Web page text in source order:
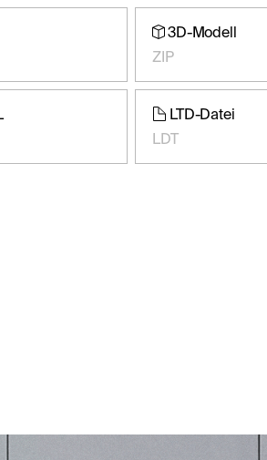
3D-Modell
ZIP
LTD-Datei
LDT